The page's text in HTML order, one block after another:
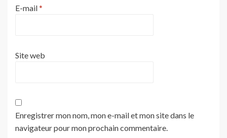
E-mail*
Site web
Enregistrer mon nom, mon e-mail et mon site dans le
navigateur pour mon prochain commentaire.